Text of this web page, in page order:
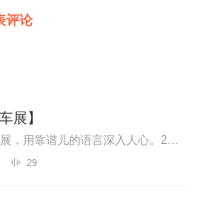
评论
展】
用声音的方式介绍车展，用靠谱儿的语言深入人心。2018北京国际车展，汽车立体声编辑团队用“心”的方式，让大家近距离体验北京车展。
29